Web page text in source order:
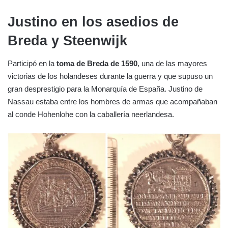
Justino en los asedios de
Breda y Steenwijk
Participó en la toma de Breda de 1590, una de las mayores
victorias de los holandeses durante la guerra y que supuso un
gran desprestigio para la Monarquía de España. Justino de
Nassau estaba entre los hombres de armas que acompañaban
al conde Hohenlohe con la caballería neerlandesa.